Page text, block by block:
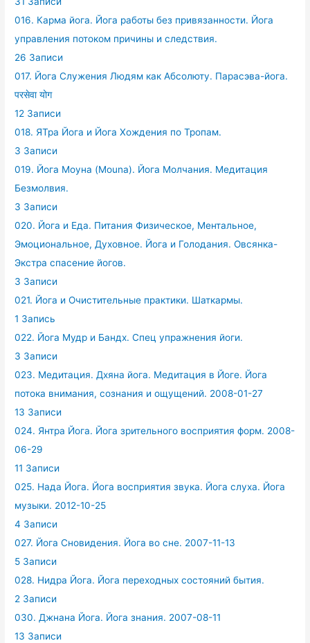
016. Карма йога. Йога работы без привязанности. Йога
управления потоком причины и следствия.
26 Записи
017. Йога Служения Людям как Абсолюту. Парасэва-йога.
परसेवा योग
12 Записи
018. ЯТра Йога и Йога Хождения по Тропам.
3 Записи
019. Йога Моуна (Mouna). Йога Молчания. Медитация
Безмолвия.
3 Записи
020. Йога и Еда. Питания Физическое, Ментальное,
Эмоциональное, Духовное. Йога и Голодания. Овсянка-
Экстра спасение йогов.
3 Записи
021. Йога и Очистительные практики. Шаткармы.
1 Запись
022. Йога Мудр и Бандх. Спец упражнения йоги.
3 Записи
023. Медитация. Дхяна йога. Медитация в Йоге. Йога
потока внимания, сознания и ощущений. 2008-01-27
13 Записи
024. Янтра Йога. Йога зрительного восприятия форм. 2008-
06-29
11 Записи
025. Нада Йога. Йога восприятия звука. Йога слуха. Йога
музыки. 2012-10-25
4 Записи
027. Йога Сновидения. Йога во сне. 2007-11-13
5 Записи
028. Нидра Йога. Йога переходных состояний бытия.
2 Записи
030. Джнана Йога. Йога знания. 2007-08-11
13 Записи